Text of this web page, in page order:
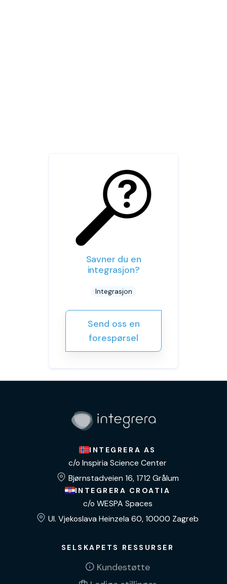
Savner du en
integrasjon?
Integrasjon
Send oss en
forespørsel
INTEGRERA AS
c/o Inspiria Science Center
Bjørnstadveien 16, 1712 Grålum
INTEGRERA CROATIA
c/o WESPA Spaces
Ul. Vjekoslava Heinzela 60, 10000 Zagreb
SELSKAPETS RESSURSER
Kundestøtte